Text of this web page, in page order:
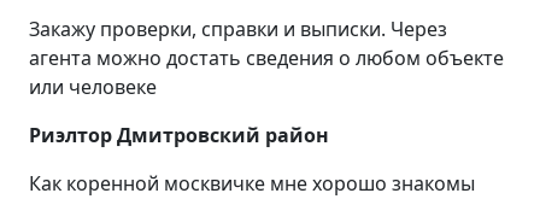
Закажу проверки, справки и выписки. Через
агента можно достать сведения о любом объекте
или человеке
Риэлтор Дмитровский район
Как коренной москвичке мне хорошо знакомы